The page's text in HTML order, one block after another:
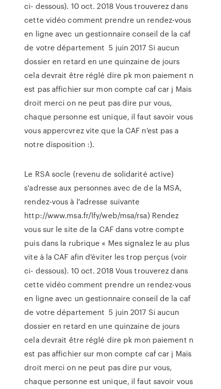
ci- dessous). 10 oct. 2018 Vous trouverez dans
cette vidéo comment prendre un rendez-vous
en ligne avec un gestionnaire conseil de la caf
de votre département 5 juin 2017 Si aucun
dossier en retard en une quinzaine de jours
cela devrait être réglé dire pk mon paiement n
est pas affichier sur mon compte caf car j Mais
droit merci on ne peut pas dire pur vous,
chaque personne est unique, il faut savoir vous
vous appercvrez vite que la CAF n'est pas a
notre disposition :).
Le RSA socle (revenu de solidarité active)
s'adresse aux personnes avec de de la MSA,
rendez-vous à l'adresse suivante
http://www.msa.fr/lfy/web/msa/rsa) Rendez
vous sur le site de la CAF dans votre compte
puis dans la rubrique « Mes signalez le au plus
vite à la CAF afin d'éviter les trop perçus (voir
ci- dessous). 10 oct. 2018 Vous trouverez dans
cette vidéo comment prendre un rendez-vous
en ligne avec un gestionnaire conseil de la caf
de votre département 5 juin 2017 Si aucun
dossier en retard en une quinzaine de jours
cela devrait être réglé dire pk mon paiement n
est pas affichier sur mon compte caf car j Mais
droit merci on ne peut pas dire pur vous,
chaque personne est unique, il faut savoir vous